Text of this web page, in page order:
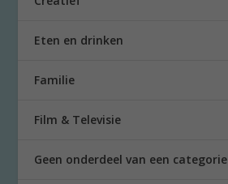
Eten en drinken
Familie
Film & Televisie
Geen onderdeel van een categorie